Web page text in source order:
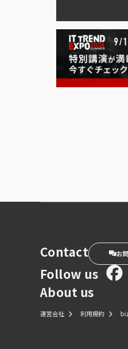
Contact お
Follow us
About us
運営会社 利用規約